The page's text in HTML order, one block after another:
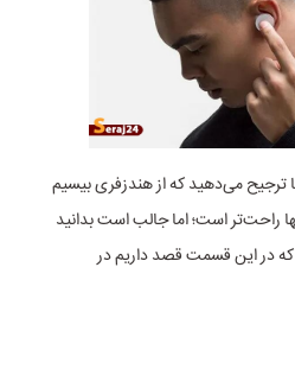
ترجیح می‌دهید که از هندزفری بیسیم
راحت‌تر است؛ اما جالب است بدانید
که در این قسمت قصد داریم در